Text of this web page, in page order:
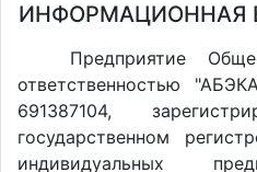
ИНФОРМАЦИОННАЯ
Предприятие
ответственностью
691387104,
государственном
индивидуальных